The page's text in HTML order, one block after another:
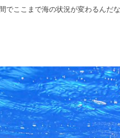
でここまで海の状況が変わるんだ